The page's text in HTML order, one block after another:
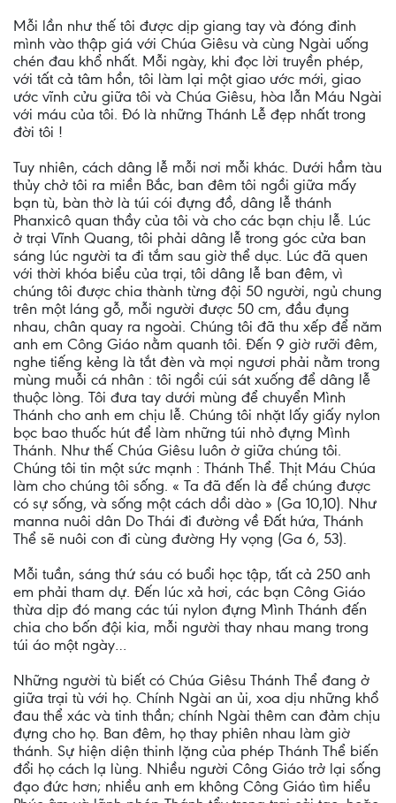
Mỗi lần như thế tôi được dịp giang tay và đóng đinh
mình vào thập giá với Chúa Giêsu và cùng Ngài uống
chén đau khổ nhất. Mỗi ngày, khi đọc lời truyền phép,
với tất cả tâm hồn, tôi làm lại một giao ước mới, giao
ước vĩnh cửu giữa tôi và Chúa Giêsu, hòa lẫn Máu Ngài
với máu của tôi. Ðó là những Thánh Lễ đẹp nhất trong
đời tôi !
Tuy nhiên, cách dâng lễ mỗi nơi mỗi khác. Dưới hầm tàu
thủy chở tôi ra miền Bắc, ban đêm tôi ngồi giữa mấy
bạn tù, bàn thờ là túi cói đựng đồ, dâng lễ thánh
Phanxicô quan thầy của tôi và cho các bạn chịu lễ. Lúc
ở trại Vĩnh Quang, tôi phải dâng lễ trong góc cửa ban
sáng lúc người ta đi tắm sau giờ thể dục. Lúc đã quen
với thời khóa biểu của trại, tôi dâng lễ ban đêm, vì
chúng tôi được chia thành từng đội 50 người, ngủ chung
trên một láng gỗ, mỗi người được 50 cm, đầu đụng
nhau, chân quay ra ngoài. Chúng tôi đã thu xếp để năm
anh em Công Giáo nằm quanh tôi. Ðến 9 giờ rưỡi đêm,
nghe tiếng kẻng là tắt đèn và mọi ngươi phải nằm trong
mùng muỗi cá nhân : tôi ngồi cúi sát xuống để dâng lễ
thuộc lòng. Tôi đưa tay dưới mùng để chuyển Mình
Thánh cho anh em chịu lễ. Chúng tôi nhặt lấy giấy nylon
bọc bao thuốc hút để làm những túi nhỏ đựng Mình
Thánh. Như thế Chúa Giêsu luôn ở giữa chúng tôi.
Chúng tôi tin một sức mạnh : Thánh Thể. Thịt Máu Chúa
làm cho chúng tôi sống. « Ta đã đến là để chúng được
có sự sống, và sống một cách dồi dào » (Ga 10,10). Như
manna nuôi dân Do Thái đi đường về Ðất hứa, Thánh
Thể sẽ nuôi con đi cùng đường Hy vọng (Ga 6, 53).
Mỗi tuần, sáng thứ sáu có buổi học tập, tất cả 250 anh
em phải tham dự. Ðến lúc xả hơi, các bạn Công Giáo
thừa dịp đó mang các túi nylon đựng Mình Thánh đến
chia cho bốn đội kia, mỗi người thay nhau mang trong
túi áo một ngày…
Những người tù biết có Chúa Giêsu Thánh Thể đang ở
giữa trại tù với họ. Chính Ngài an ủi, xoa dịu những khổ
đau thể xác và tinh thần; chính Ngài thêm can đảm chịu
đựng cho họ. Ban đêm, họ thay phiên nhau làm giờ
thánh. Sự hiện diện thinh lặng của phép Thánh Thể biến
đổi họ cách lạ lùng. Nhiều người Công Giáo trở lại sống
đạo đức hơn; nhiều anh em không Công Giáo tìm hiểu